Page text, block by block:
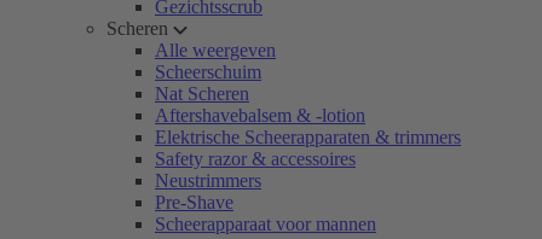
Gezichtsscrub
Scheren
Alle weergeven
Scheerschuim
Nat Scheren
Aftershavebalsem & -lotion
Elektrische Scheerapparaten & trimmers
Safety razor & accessoires
Neustrimmers
Pre-Shave
Scheerapparaat voor mannen